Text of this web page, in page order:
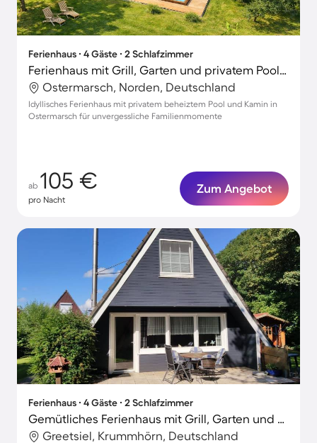
Ferienhaus ∙ 4 Gäste ∙ 2 Schlafzimmer
Ferienhaus mit Grill, Garten und privatem Pool | Gartenblick
Ostermarsch, Norden, Deutschland
Idyllisches Ferienhaus mit privatem beheiztem Pool und Kamin in
Ostermarsch für unvergessliche Familienmomente
ab 105 €
pro Nacht
Zum Angebot
Ferienhaus ∙ 4 Gäste ∙ 2 Schlafzimmer
Gemütliches Ferienhaus mit Grill, Garten und Terrasse | Gartenblick
Greetsiel, Krummhörn, Deutschland